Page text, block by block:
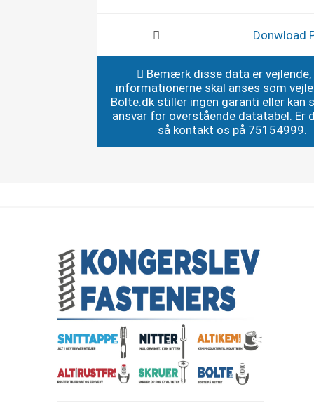
Donwload
Bemærk disse data er vejlende,
informationerne skal anses som
Bolte.dk stiller ingen garanti eller kan
ansvar for overstående datatabel. Er
så kontakt os på 75154999.